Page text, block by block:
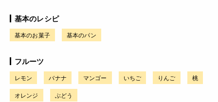
基本のレシピ
基本のお菓子 基本のパン
フルーツ
レモン バナナ マンゴー いちご りんご 桃
オレンジ ぶどう